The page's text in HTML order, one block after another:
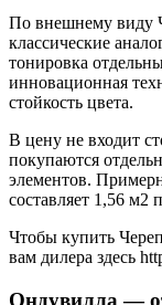
По внешнему виду
классические
тонировка
инновационная
стойкость цвета.
В цену не входит
покупаются
элементов.
составляет 1,56 м2
Чтобы купить
вам дилера здесь
Ондувилла —